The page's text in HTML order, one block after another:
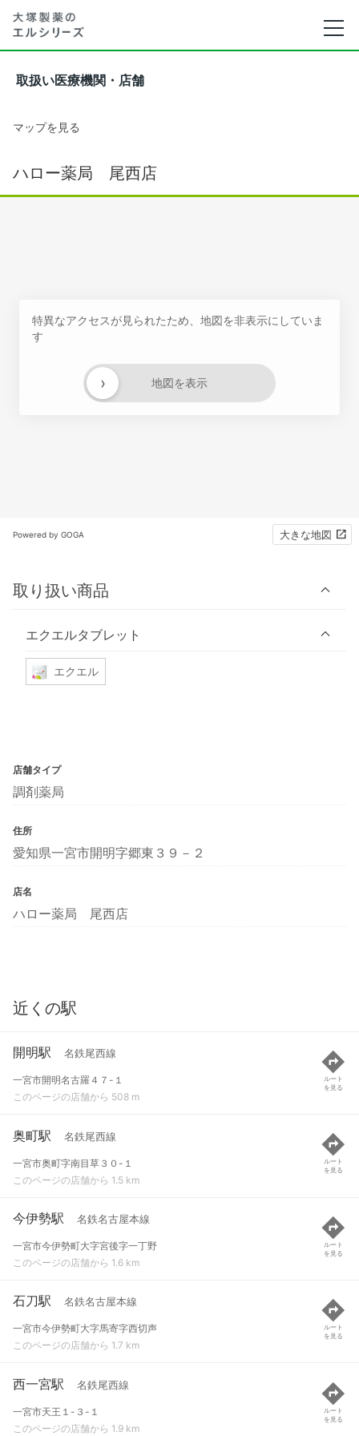
取扱い医療機関・店舗
マップを見る
ハロー薬局 尾西店
特異なアクセスが見られたため、地図を非表示にしていま
す
地図を表示
›
Powered by GOGA 大きな地図
取り扱い商品
エクエルタブレット
エクエル
店舗タイプ
調剤薬局
住所
愛知県一宮市開明字郷東３９－２
店名
ハロー薬局 尾西店
近くの駅
開明駅 名鉄尾西線
一宮市開明名古羅４７-１
このページの店舗から 508 m
ルート
を見る
奥町駅 名鉄尾西線
一宮市奥町字南目草３０-１
このページの店舗から 1.5 km
ルート
を見る
今伊勢駅 名鉄名古屋本線
一宮市今伊勢町大字宮後字一丁野
このページの店舗から 1.6 km
ルート
を見る
石刀駅 名鉄名古屋本線
一宮市今伊勢町大字馬寄字西切声
このページの店舗から 1.7 km
ルート
を見る
西一宮駅 名鉄尾西線
一宮市天王１-３-１
このページの店舗から 1.9 km
ルート
を見る